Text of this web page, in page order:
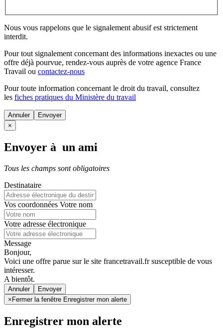
Nous vous rappelons que le signalement abusif est strictement
interdit.
Pour tout signalement concernant des informations inexactes ou une
offre déjà pourvue, rendez-vous auprès de votre agence France
Travail ou contactez-nous
Pour toute information concernant le droit du travail, consultez
les fiches pratiques du Ministère du travail
Annuler
×
Envoyer à un ami
Tous les champs sont obligatoires
Destinataire
Vos coordonnées Votre nom
Votre adresse électronique
Message
Bonjour,
Voici une offre parue sur le site francetravail.fr susceptible de vous
intéresser.
A bientôt.
Annuler
× Fermer la fenêtre Enregistrer mon alerte
Enregistrer mon alerte